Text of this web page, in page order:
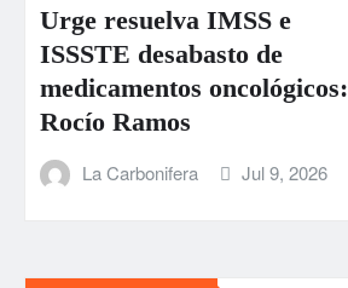
Urge resuelva IMSS e
ISSSTE desabasto de
medicamentos oncológicos:
Rocío Ramos
La Carbonifera Jul 9, 2026